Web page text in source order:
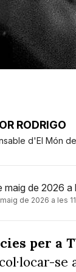
RODRIGO
d'El Món
de 2026 a
de 2026 a les
per a
se